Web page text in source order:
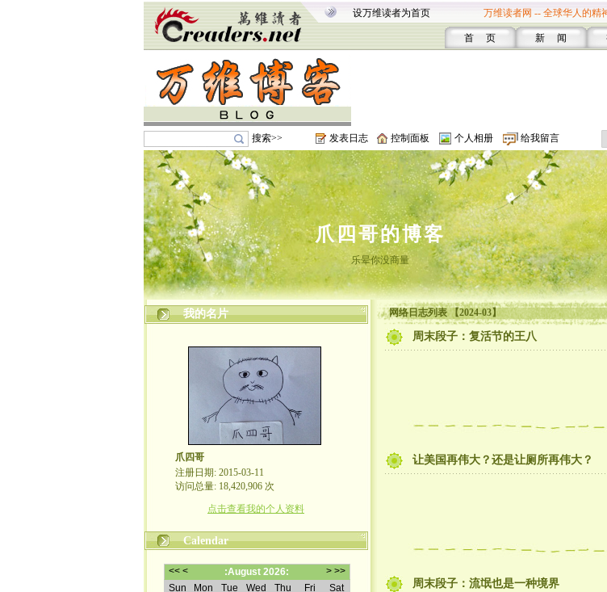
设万维读者为首页 万维读者网 -- 全球华人的精
首 页 新 闻
搜索>> 发表日志 控制面板 个人相册 给我留言
爪四哥的博客
乐晕你没商量
我的名片
爪四哥
注册日期: 2015-03-11
访问总量: 18,420,906 次
点击查看我的个人资料
Calendar
网络日志列表 【2024-03】
周末段子：复活节的王八
让美国再伟大？还是让厕所再伟大？
周末段子：流氓也是一种境界